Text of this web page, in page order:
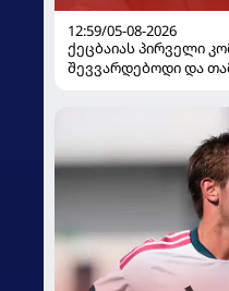
12:59/05-08-2026
ქეცბაიას პირველი
შევვარდებოდი და